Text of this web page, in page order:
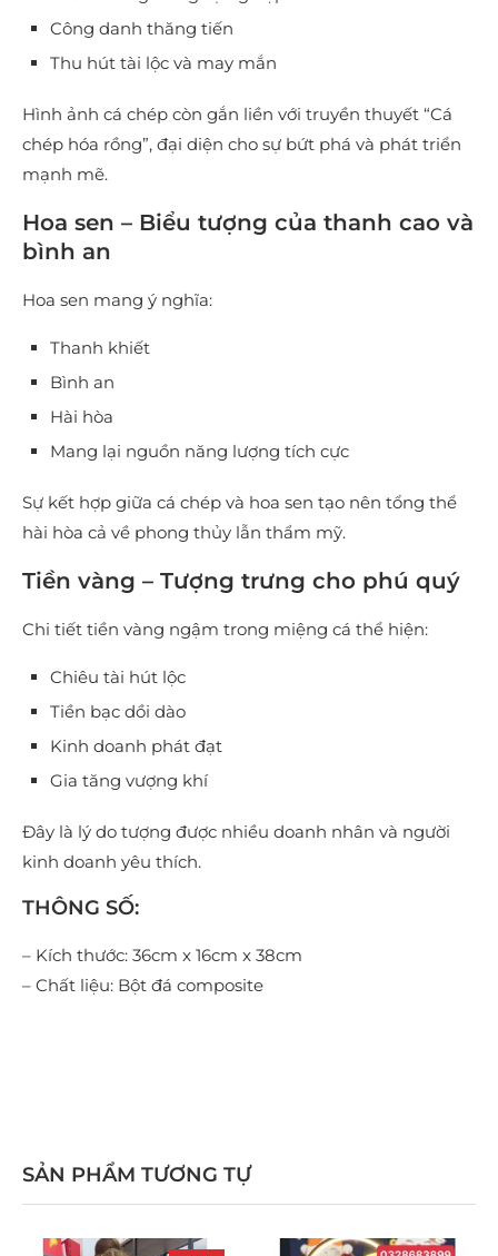
Công danh thăng tiến
Thu hút tài lộc và may mắn
Hình ảnh cá chép còn gắn liền với truyền thuyết “Cá
chép hóa rồng”, đại diện cho sự bứt phá và phát triển
mạnh mẽ.
Hoa sen – Biểu tượng của thanh cao và
bình an
Hoa sen mang ý nghĩa:
Thanh khiết
Bình an
Hài hòa
Mang lại nguồn năng lượng tích cực
Sự kết hợp giữa cá chép và hoa sen tạo nên tổng thể
hài hòa cả về phong thủy lẫn thẩm mỹ.
Tiền vàng – Tượng trưng cho phú quý
Chi tiết tiền vàng ngậm trong miệng cá thể hiện:
Chiêu tài hút lộc
Tiền bạc dồi dào
Kinh doanh phát đạt
Gia tăng vượng khí
Đây là lý do tượng được nhiều doanh nhân và người
kinh doanh yêu thích.
THÔNG SỐ:
– Kích thước: 36cm x 16cm x 38cm
– Chất liệu: Bột đá composite
SẢN PHẨM TƯƠNG TỰ